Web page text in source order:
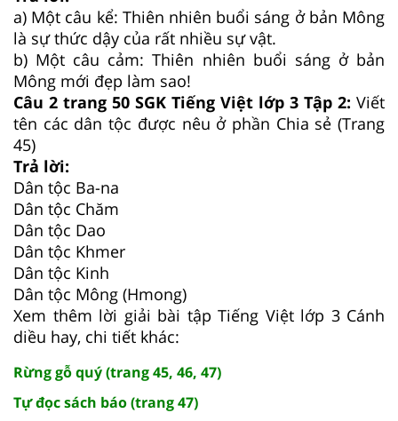
a) Một câu kể: Thiên nhiên buổi sáng ở bản Mông
là sự thức dậy của rất nhiều sự vật.
b) Một câu cảm: Thiên nhiên buổi sáng ở bản
Mông mới đẹp làm sao!
Câu 2 trang 50 SGK Tiếng Việt lớp 3 Tập 2: Viết
tên các dân tộc được nêu ở phần Chia sẻ (Trang
45)
Trả lời:
Dân tộc Ba-na
Dân tộc Chăm
Dân tộc Dao
Dân tộc Khmer
Dân tộc Kinh
Dân tộc Mông (Hmong)
Xem thêm lời giải bài tập Tiếng Việt lớp 3 Cánh
diều hay, chi tiết khác:
Rừng gỗ quý (trang 45, 46, 47)
Tự đọc sách báo (trang 47)